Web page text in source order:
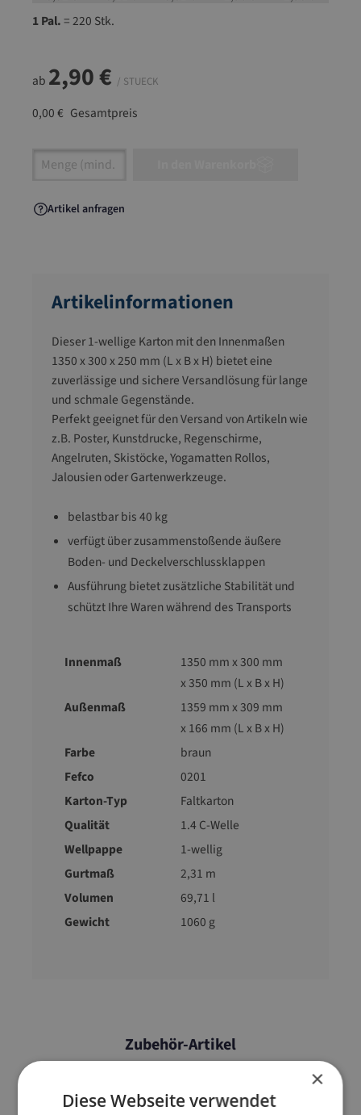
1 Pal.= 220 Stk.
ab 2,90 € / STUECK
0,00 € Gesamtpreis
Artikel Anzahl: Gib den gewünschten Wert
Artikel anfragen
Artikelinformationen
Dieser 1-wellige Karton mit den Innenmaßen
1350 x 300 x 250 mm (L x B x H) bietet eine
zuverlässige und sichere Versandlösung für lange
und schmale Gegenstände.
Perfekt geeignet für den Versand von Artikeln wie
z.B. Poster, Kunstdrucke, Regenschirme,
Angelruten, Skistöcke, Yogamatten Rollos,
Jalousien oder Gartenwerkzeuge.
belastbar bis 40 kg
verfügt über zusammenstoßende äußere
Boden- und Deckelverschlussklappen
Ausführung bietet zusätzliche Stabilität und
schützt Ihre Waren während des Transports
Innenmaß
1350 mm x 300 mm
x 350 mm (L x B x H)
Außenmaß
1359 mm x 309 mm
x 166 mm (L x B x H)
Farbe
braun
Fefco
0201
Karton-Typ
Faltkarton
Qualität
1.4 C-Welle
Wellpappe
1-wellig
Gurtmaß
2,31 m
Volumen
69,71 l
Gewicht
1060 g
Zubehör-Artikel
×
Diese Webseite verwendet